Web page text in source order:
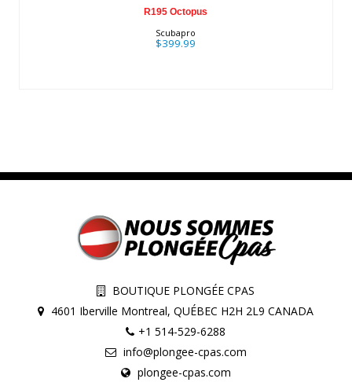
R195 Octopus
Scubapro
$399.99
BOUTIQUE PLONGÉE CPAS
4601 Iberville Montreal, QUÉBEC H2H 2L9 CANADA
+1 514-529-6288
info@plongee-cpas.com
plongee-cpas.com